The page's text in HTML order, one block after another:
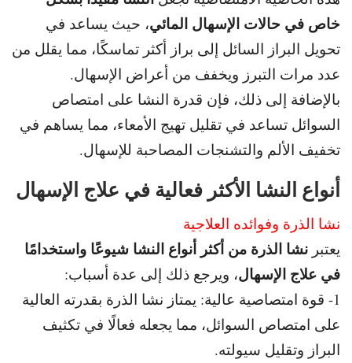
خاص في حالات الإسهال المائي، حيث يساعد في
تحويل البراز السائل إلى براز أكثر تماسكًا، مما يقلل من
عدد مرات التبرز ويخفف من أعراض الإسهال.
بالإضافة إلى ذلك، فإن قدرة النشا على امتصاص
السوائل تساعد في تقليل تهيج الأمعاء، مما يساهم في
تخفيف الألم والتشنجات المصاحبة للإسهال.
أنواع النشا الأكثر فعالية في علاج الإسهال
نشا الذرة وفوائده العلاجية
يعتبر نشا الذرة من أكثر أنواع النشا شيوعًا واستخدامًا
في علاج الإسهال، ويرجع ذلك إلى عدة أسباب:
1- قوة امتصاصية عالية: يمتاز نشا الذرة بقدرته العالية
على امتصاص السوائل، مما يجعله فعالًا في تكثيف
البراز وتقليل سيولته.